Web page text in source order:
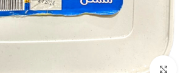
انقر للتكبير